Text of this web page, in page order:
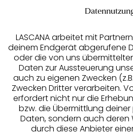
Services
Beratung
LASCANA arbeitet mit
deinem Endgerät abgerufene
oder die von uns
Daten zur Aussteuerung
auch zu eigenen Zwecken
Zwecken Dritter verarbeiten.
erfordert nicht nur die
bzw. die Übermittlung
Daten, sondern auch deren
durch diese Anbieter